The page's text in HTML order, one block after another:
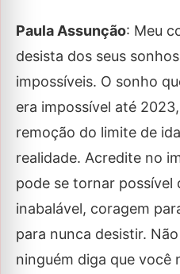
Paula Assunção: Meu
desista dos seus
impossíveis. O sonho
era impossível até
remoção do limite de
realidade. Acredite no
pode se tornar possível
inabalável, coragem
para nunca desistir.
ninguém diga que você